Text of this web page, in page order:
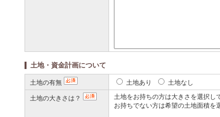
土地・資金計画について
土地の有無 土地あり 土地なし
土地の大きさは？
土地をお持ちの方は大きさを選択し
お持ちでない方は希望の土地面積を